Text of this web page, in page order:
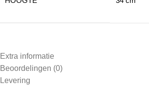
Extra informatie
Beoordelingen (0)
Levering